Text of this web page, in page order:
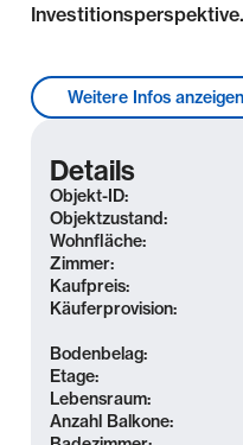
Investitionsperspektive.
Lage &
Stadtteil Anger-
zugleich ruhigen
Umfeld ist geprägt von
Gründerzeithäusern,
angenehmen
Cafés, Bäckereien,
bequem zu Fuß
Nahversorgung.
Die Anbindung an den
ausgezeichnet:
Weitere Infos anzeigen
Details
Objekt-ID:
Objektzustand:
Wohnfläche:
Zimmer:
Kaufpreis:
Käuferprovision:
Bodenbelag:
Etage:
Lebensraum:
Anzahl Balkone: